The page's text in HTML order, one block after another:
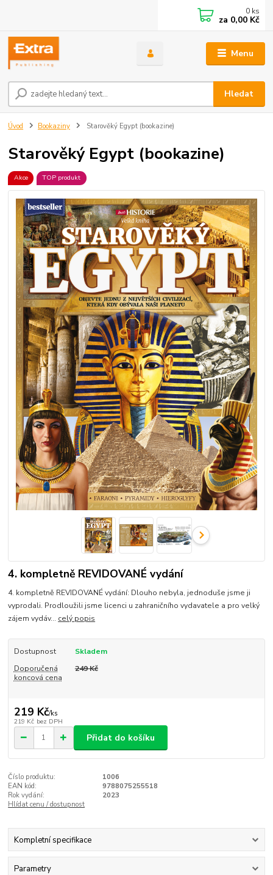
Menu
Hledat
0 ks
za 0,00 Kč
Úvod Bookaziny Starověký Egypt (bookazine)
Starověký Egypt (bookazine)
Akce TOP produkt
4. kompletně REVIDOVANÉ vydání
4. kompletně REVIDOVANÉ vydání: Dlouho nebyla, jednoduše jsme ji
vyprodali. Prodloužili jsme licenci u zahraničního vydavatele a pro velký
zájem vydáv... celý popis
Dostupnost
Skladem
Doporučená
koncová cena
249 Kč
219 Kč/ks
219 Kč bez DPH
Přidat do košíku
Číslo produktu:
1006
EAN kód:
9788075255518
Rok vydání:
2023
Hlídat cenu / dostupnost
Kompletní specifikace
Parametry